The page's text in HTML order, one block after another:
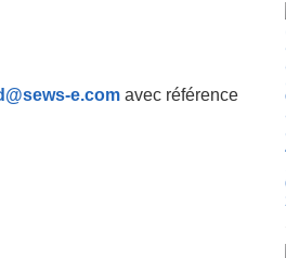
e.com avec référence